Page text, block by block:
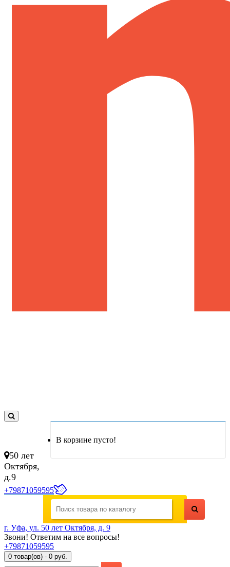
В корзине пусто!
50 лет
Октября,
д.9
+79871059595
г. Уфа, ул. 50 лет Октября, д. 9
Звони! Ответим на все вопросы!
+79871059595
0 товар(ов) - 0 руб.